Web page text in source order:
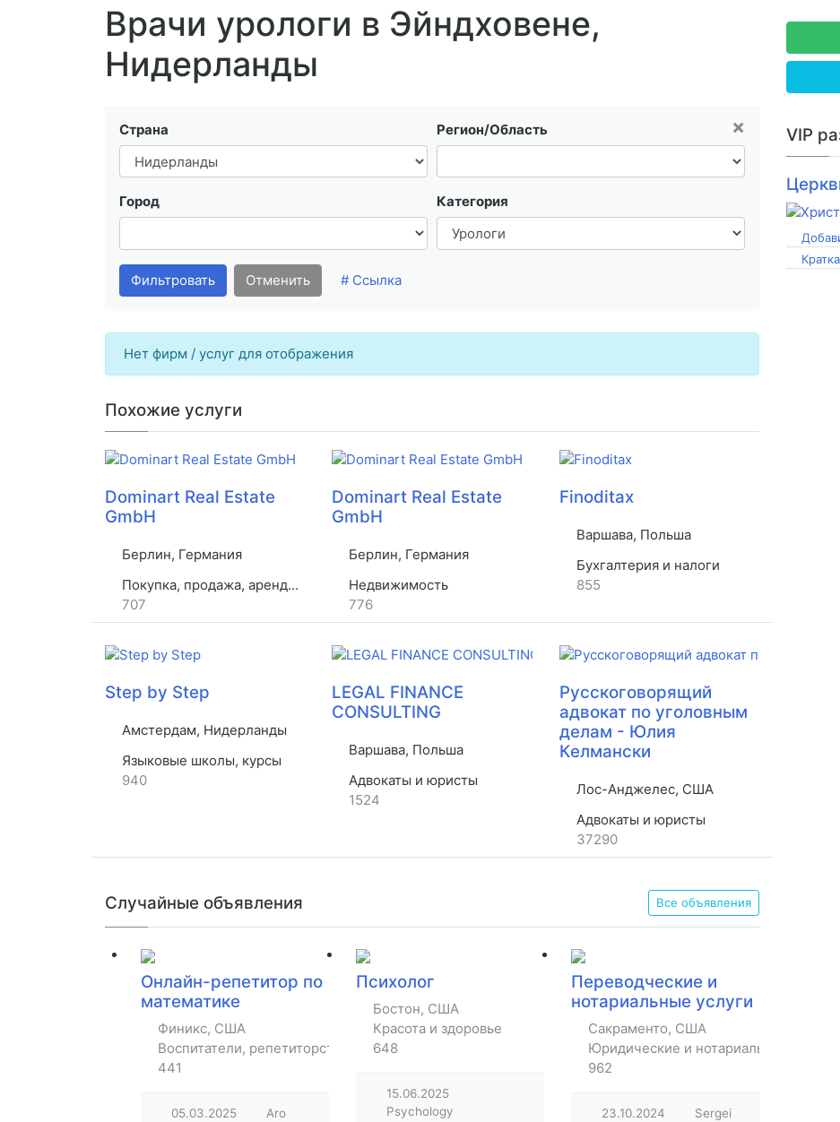
Врачи урологи в Эйндховене,
Нидерланды
×
Страна Регион/Область
Город Категория
Фильтровать Отменить # Ссылка
Нет фирм / услуг для отображения
Похожие услуги
Dominart Real Estate
GmbH
Берлин, Германия
Покупка, продажа, аренда недвижимости
707
Dominart Real Estate
GmbH
Берлин, Германия
Недвижимость
776
Finoditax
Варшава, Польша
Бухгалтерия и налоги
855
Step by Step
Амстердам, Нидерланды
Языковые школы, курсы
940
LEGAL FINANCE
CONSULTING
Варшава, Польша
Адвокаты и юристы
1524
Русскоговорящий
адвокат по уголовным
делам - Юлия
Келмански
Лос-Анджелес, США
Адвокаты и юристы
37290
Случайные объявления Все объявления
Онлайн-репетитор по
математике
Финикс, США
Воспитатели, репетиторство, уроки
441
05.03.2025 Aro
Психолог
Бостон, США
Красота и здоровье
648
15.06.2025
Psychology
Переводческие и
нотариальные услуги
Сакраменто, США
Юридические и нотариальные
962
23.10.2024 Sergei
VIP